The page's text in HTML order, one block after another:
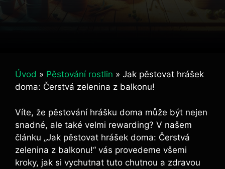
Úvod » Pěstování rostlin » Jak pěstovat hrášek
doma: Čerstvá zelenina z balkonu!
Víte, že pěstování hrášku doma může být nejen
snadné, ale také velmi rewarding? V našem
článku „Jak pěstovat hrášek doma: Čerstvá
zelenina z balkonu!“ vás provedeme všemi
kroky, jak si vychutnat tuto chutnou a zdravou